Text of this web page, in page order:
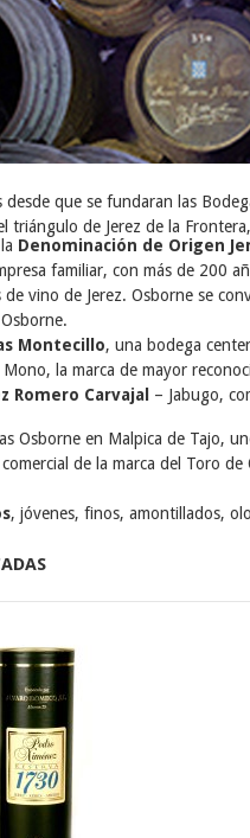
desde que se fundaran las
triángulo de Jerez de la
Denominación de Origen
familiar, con más de 200
vino de Jerez. Osborne se
Montecillo, una bodega
la marca de mayor
Romero Carvajal – Jabugo,
Osborne en Malpica de Tajo,
de la marca del Toro
, jóvenes, finos, amontillados,